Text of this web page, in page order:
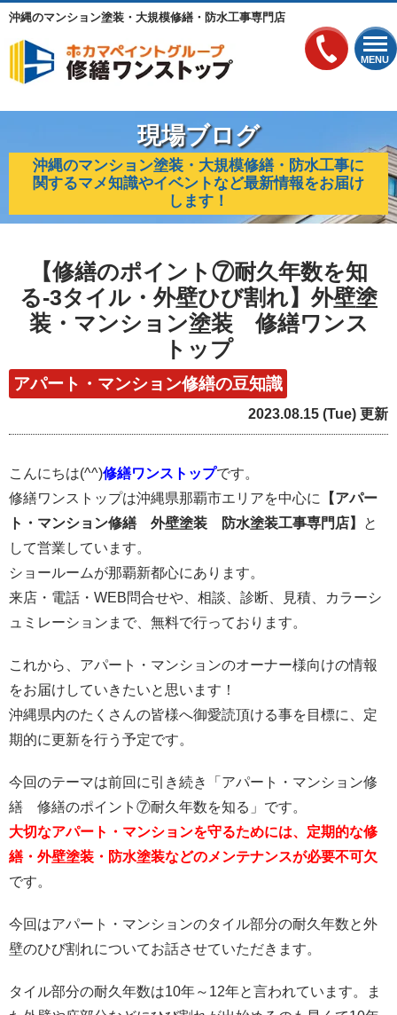
MENU
沖縄のマンション塗装・大規模修繕・防水工事専門店
現場ブログ
沖縄のマンション塗装・大規模修繕・防水工事に
関するマメ知識やイベントなど最新情報をお届け
します！
【修繕のポイント⑦耐久年数を知
る‐3タイル・外壁ひび割れ】外壁塗
装・マンション塗装 修繕ワンス
トップ
アパート・マンション修繕の豆知識
2023.08.15 (Tue) 更新
こんにちは(^^)修繕ワンストップです。
修繕ワンストップは沖縄県那覇市エリアを中心に 【アパー
ト・マンション修繕 外壁塗装 防水塗装工事専門店】
と
して営業しています。
ショールームが那覇新都心にあります。
来店・電話・WEB問合せや、相談、診断、見積、カラーシ
ュミレーションまで、無料で行っております。
これから、アパート・マンションのオーナー様向けの情報
をお届けしていきたいと思います！
沖縄県内のたくさんの皆様へ御愛読頂ける事を目標に、定
期的に更新を行う予定です。
今回のテーマは前回に引き続き
「アパート・マンション修
繕 修繕のポイント⑦耐久年数を知る」です。
大切なアパート・マンションを守るためには、定期的な修
繕・外壁塗装・防水塗装などのメンテナンスが必要不可欠
です。
今回はアパート・マンションのタイル部分の耐久年数と外
壁のひび割れについてお話させていただきます。
タイル部分の耐久年数は10年～12年と言われています。ま